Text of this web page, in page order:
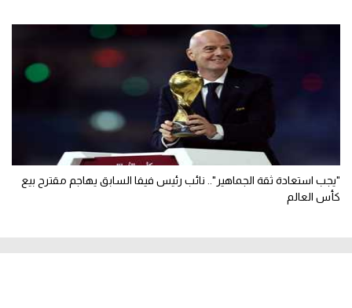
"يجب استعادة ثقة الجماهير".. نائب رئيس فيفا السابق يهاجم مقترح بيع
كأس العالم